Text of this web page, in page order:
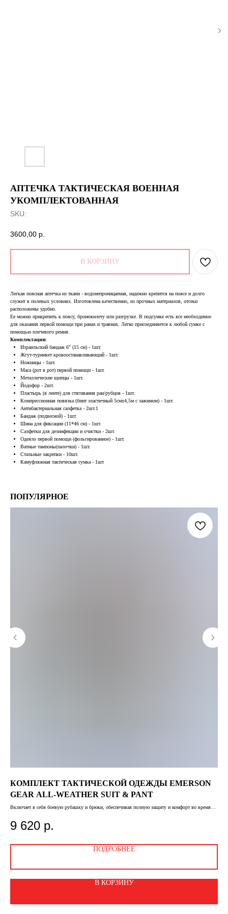
АПТЕЧКА ТАКТИЧЕСКАЯ ВОЕННАЯ
УКОМПЛЕКТОВАННАЯ
SKU:
3600,00 р.
В КОРЗИНУ
Легкая поясная аптечка из ткани - водонепроницаемая, надежно крепится на поясе и долго
служит в полевых условиях. Изготовлена качественно, из прочных материалов, отсеки
расположены удобно.
Ее можно прикрепить к поясу, бронежилету или разгрузке. В подсумке есть все необходимое
для оказания первой помощи при ранах и травмах. Легко присоединяется к любой сумке с
помощью плечевого ремня.
Комплектация:
Израильский бандаж 6" (15 см) - 1шт.
Жгут-турникет кровоостанавливающий - 1шт.
Ножницы - 1шт.
Маса (рот в рот) первой помощи - 1шт.
Металлические щипцы - 1шт.
Йодофор - 2шт.
Пластырь (в ленте) для стягивания ран/рубцов - 1шт.
Компрессионная повязка (бинт эластичный 5смх4,5м с зажимом) - 1шт.
Антибактериальная салфетка - 2шт.1
Бандаж (подвесной) - 1шт.
Шина для фиксации (11*46 см) - 1шт.
Салфетки для дезинфекции и очистки - 2шт.
Одеяло первой помощи (фольгированное) - 1шт.
Ватные тампоны(палочки) - 1шт.
Стальные закрепки - 10шт.
Камуфляжная тактическая сумка - 1шт
ПОПУЛЯРНОЕ
КОМПЛЕКТ ТАКТИЧЕСКОЙ ОДЕЖДЫ EMERSON
GEAR ALL-WEATHER SUIT & PANT
Включает в себя боевую рубашку и брюки, обеспечивая полную защиту и комфорт во время
9 620 р.
ПОДРОБНЕЕ
В КОРЗИНУ